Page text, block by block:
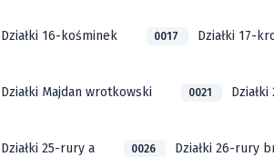
Działki 16-kośminek 0017 Działki 17-
Działki Majdan wrotkowski 0021
Działki 25-rury a 0026 Działki 26-rury